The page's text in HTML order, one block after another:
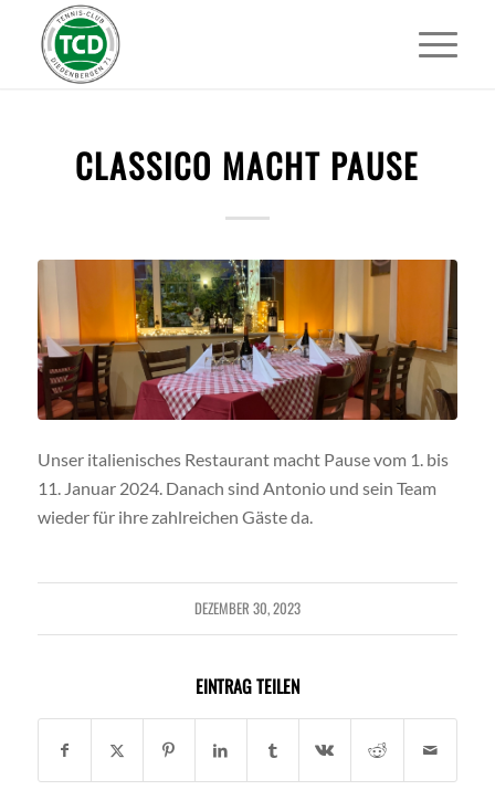
CLASSICO MACHT PAUSE
Unser italienisches Restaurant macht Pause vom 1. bis
11. Januar 2024. Danach sind Antonio und sein Team
wieder für ihre zahlreichen Gäste da.
DEZEMBER 30, 2023
EINTRAG TEILEN